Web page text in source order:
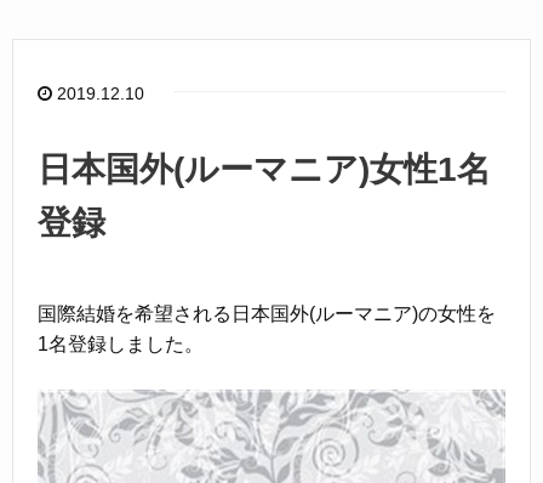
b
o
k
2019.12.10
日本国外(ルーマニア)女性1名
登録
国際結婚を希望される日本国外(ルーマニア)の女性を
1名登録しました。